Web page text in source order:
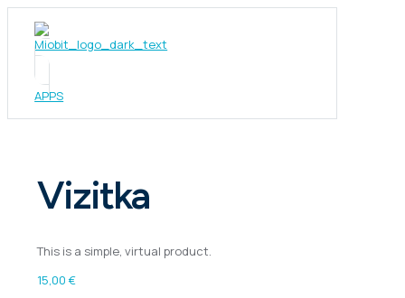
APPS
Vizitka
This is a simple, virtual product.
15,00 €